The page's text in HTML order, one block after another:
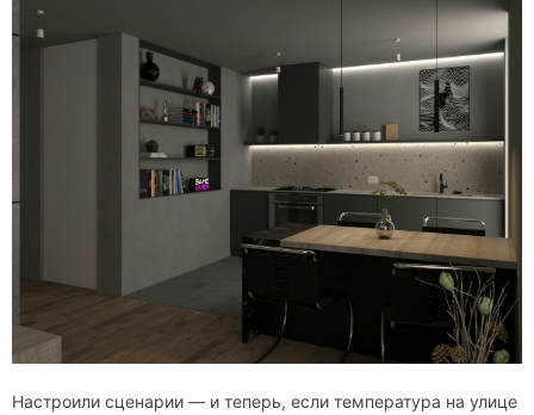
Настроили сценарии — и теперь, если температура на улице